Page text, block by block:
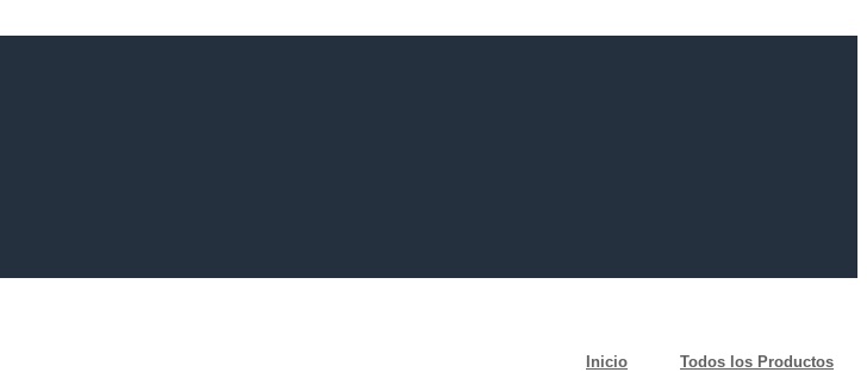
Inicio Todos los Productos